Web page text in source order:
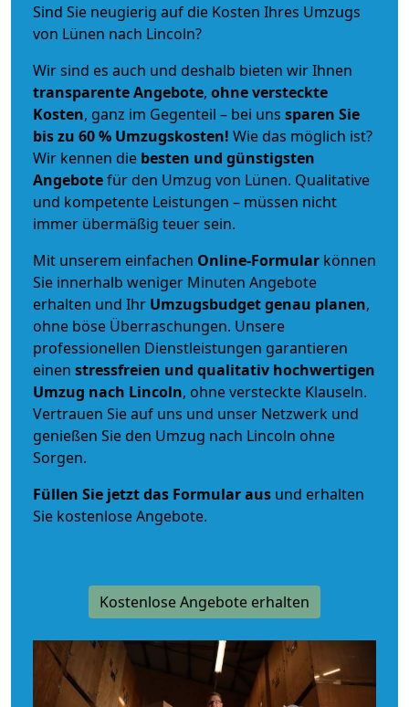
Sind Sie neugierig auf die Kosten Ihres Umzugs
von Lünen nach Lincoln?
Wir sind es auch und deshalb bieten wir Ihnen
transparente Angebote, ohne versteckte
Kosten, ganz im Gegenteil – bei uns sparen Sie
bis zu 60 % Umzugskosten! Wie das möglich ist?
Wir kennen die besten und günstigsten
Angebotefür den Umzug von Lünen. Qualitative
und kompetente Leistungen – müssen nicht
immer übermäßig teuer sein.
Mit unserem einfachen Online-Formular können
Sie innerhalb weniger Minuten Angebote
erhalten und Ihr Umzugsbudgetgenau planen,
ohne böse Überraschungen. Unsere
professionellen Dienstleistungen garantieren
einen stressfreien und qualitativ hochwertigen
Umzug nach Lincoln, ohne versteckte Klauseln.
Vertrauen Sie auf uns und unser Netzwerk und
genießen Sie den Umzug nach Lincoln ohne
Sorgen.
Füllen Sie jetzt das Formular aus und erhalten
Sie kostenlose Angebote.
Kostenlose Angebote erhalten